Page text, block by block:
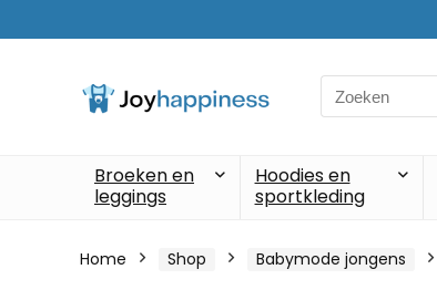
Search
for:
Broeken en
leggings
Hoodies en
sportkleding
Home Shop Babymode jongens